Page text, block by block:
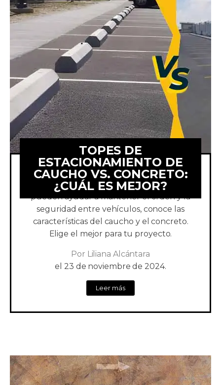
TOPES DE
ESTACIONAMIENTO DE
CAUCHO VS. CONCRETO:
¿CUÁL ES MEJOR?
¿Cuál material es mejor? Los topes
pueden ayudar a mantener el orden y la
seguridad entre vehículos, conoce las
características del caucho y el concreto.
Elige el mejor para tu proyecto.
Por Liliana Alcántara
el 23 de noviembre de 2024.
Leer más